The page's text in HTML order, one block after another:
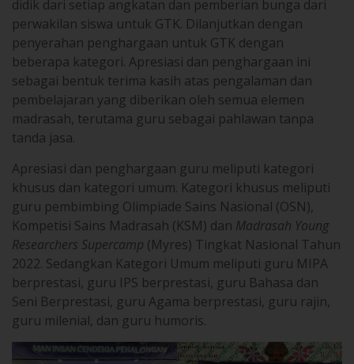
perwakilan siswa untuk GTK. Dilanjutkan dengan
penyerahan penghargaan untuk GTK dengan
beberapa kategori. Apresiasi dan penghargaan ini
sebagai bentuk terima kasih atas pengalaman dan
pembelajaran yang diberikan oleh semua elemen
madrasah, terutama guru sebagai pahlawan tanpa
tanda jasa.
khusus dan kategori umum. Kategori khusus meliputi
guru pembimbing Olimpiade Sains Nasional (OSN),
Kompetisi Sains Madrasah (KSM) danMadrasah Young
Researchers Supercamp(Myres) Tingkat Nasional Tahun
2022. Sedangkan Kategori Umum meliputi guru MIPA
berprestasi, guru IPS berprestasi, guru Bahasa dan
Seni Berprestasi, guru Agama berprestasi, guru rajin,
guru milenial, dan guru humoris.